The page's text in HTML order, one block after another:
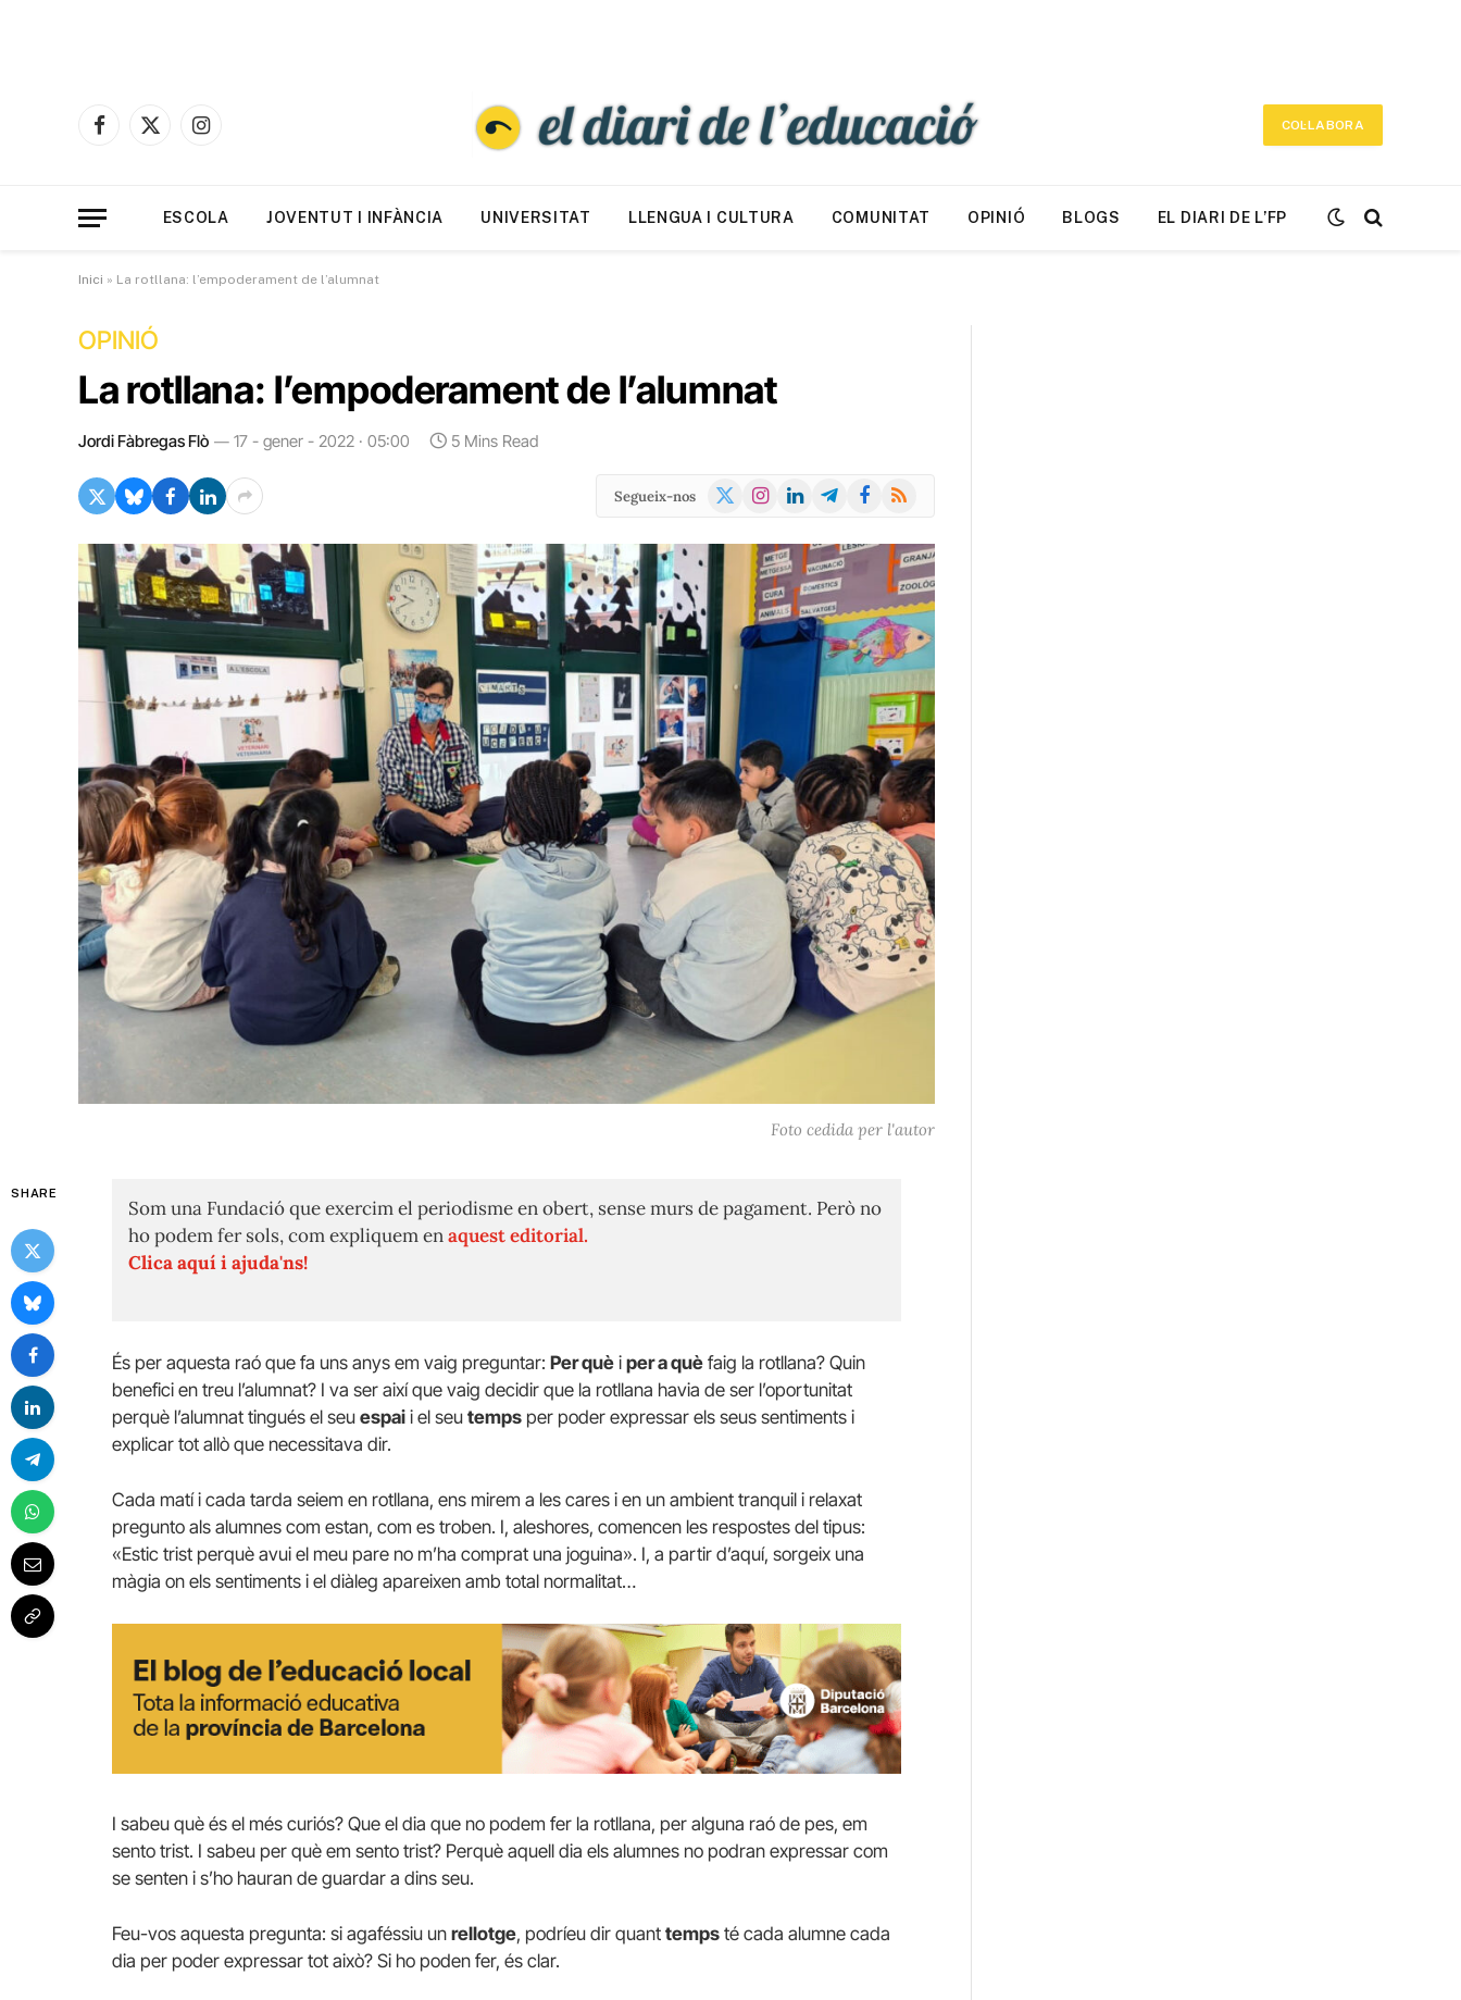
Facebook
X
Instagram
COL·LABORA
ESCOLA JOVENTUT I INFÀNCIA UNIVERSITAT LLENGUA I CULTURA COMUNITAT OPINIÓ BLOGS EL DIARI DE L’FP
Inici » La rotllana: l’empoderament de l’alumnat
OPINIÓ
La rotllana: l’empoderament de l’alumnat
Jordi Fàbregas Flò 17 - gener - 2022 · 05:00 5 Mins Read
Segueix-nos
X
Instagram
LinkedInTelegramFacebook
RSS
Foto cedida per l'autor
SHARE
Som una Fundació que exercim el periodisme en obert, sense murs de pagament. Però no
ho podem fer sols, com expliquem enaquest editorial.
Clica aquí i ajuda'ns!
És per aquesta raó que fa uns anys em vaig preguntar: Per què i per a què faig la rotllana? Quin
benefici en treu l’alumnat? I va ser així que vaig decidir que la rotllana havia de ser l’oportunitat
perquè l’alumnat tingués el seu espai i el seu temps per poder expressar els seus sentiments i
explicar tot allò que necessitava dir.
Cada matí i cada tarda seiem en rotllana, ens mirem a les cares i en un ambient tranquil i relaxat
pregunto als alumnes com estan, com es troben. I, aleshores, comencen les respostes del tipus:
«Estic trist perquè avui el meu pare no m’ha comprat una joguina». I, a partir d’aquí, sorgeix una
màgia on els sentiments i el diàleg apareixen amb total normalitat…
I sabeu què és el més curiós? Que el dia que no podem fer la rotllana, per alguna raó de pes, em
sento trist. I sabeu per què em sento trist? Perquè aquell dia els alumnes no podran expressar com
se senten i s’ho hauran de guardar a dins seu.
Feu-vos aquesta pregunta: si agaféssiu un rellotge, podríeu dir quant temps té cada alumne cada
dia per poder expressar tot això? Si ho poden fer, és clar.